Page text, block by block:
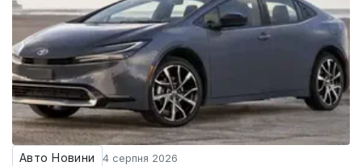
Авто Новини 4 серпня 2026